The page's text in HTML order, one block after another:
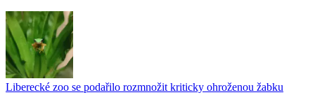
Liberecké zoo se podařilo rozmnožit kriticky ohroženou žabku